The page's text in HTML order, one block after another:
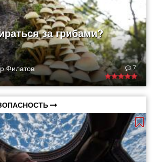
за грибами?
Филатов 7